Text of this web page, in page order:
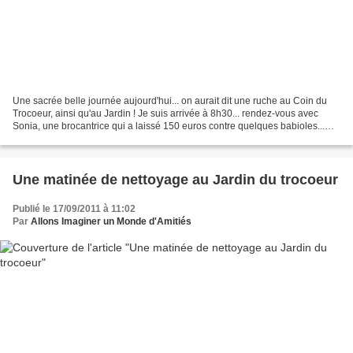
Une sacrée belle journée aujourd'hui... on aurait dit une ruche au Coin du
Trocoeur, ainsi qu'au Jardin ! Je suis arrivée à 8h30... rendez-vous avec
Sonia, une brocantrice qui a laissé 150 euros contre quelques babioles...
Une matinée de nettoyage au Jardin du trocoeur
Publié le 17/09/2011 à 11:02
Par Allons Imaginer un Monde d'Amitiés